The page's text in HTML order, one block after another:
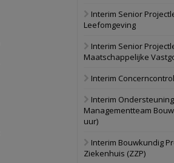
28 september 2026
27 augustus 2026
17 september 2026
Interim Senior
Leefomgeving
Interim Senior
Maatschappelijke
Interim
Interim Ondersteuning
Managementteam
uur)
Interim Bouwkundig
Ziekenhuis (ZZP)